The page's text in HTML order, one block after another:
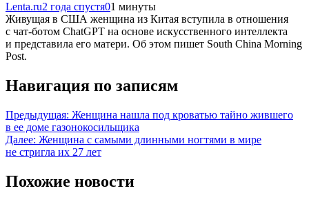
Lenta.ru2 года спустя01 минуты
Живущая в США женщина из Китая вступила в отношения
с чат-ботом ChatGPT на основе искусственного интеллекта
и представила его матери. Об этом пишет South China Morning
Post.
Навигация по записям
Предыдущая: Женщина нашла под кроватью тайно жившего
в ее доме газонокосильщика
Далее: Женщина с самыми длинными ногтями в мире
не стригла их 27 лет
Похожие новости